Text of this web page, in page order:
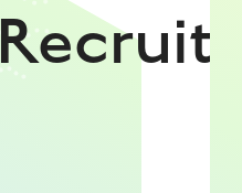
Recruit